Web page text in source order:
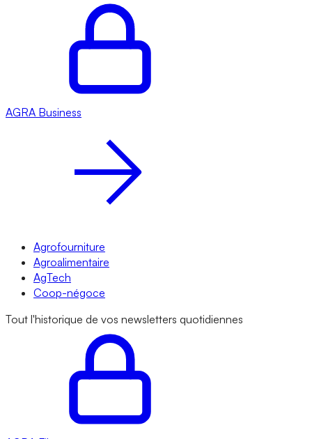
AGRA Business
Agrofourniture
Agroalimentaire
AgTech
Coop-négoce
Tout l'historique de vos newsletters quotidiennes